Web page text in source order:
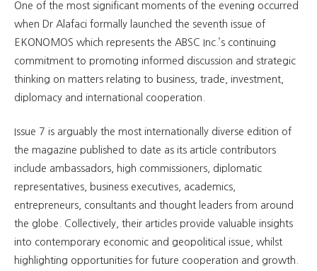
One of the most significant moments of the evening occurred
when Dr Alafaci formally launched the seventh issue of
EKONOMOS which represents the ABSC Inc.’s continuing
commitment to promoting informed discussion and strategic
thinking on matters relating to business, trade, investment,
diplomacy and international cooperation.
Issue 7 is arguably the most internationally diverse edition of
the magazine published to date as its article contributors
include ambassadors, high commissioners, diplomatic
representatives, business executives, academics,
entrepreneurs, consultants and thought leaders from around
the globe. Collectively, their articles provide valuable insights
into contemporary economic and geopolitical issue, whilst
highlighting opportunities for future cooperation and growth.